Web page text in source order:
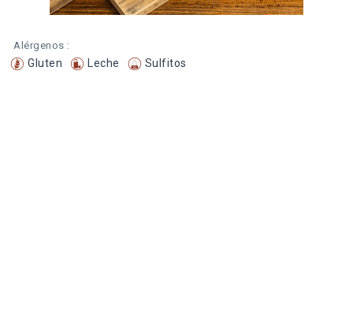
Alérgenos :
Gluten Leche Sulfitos